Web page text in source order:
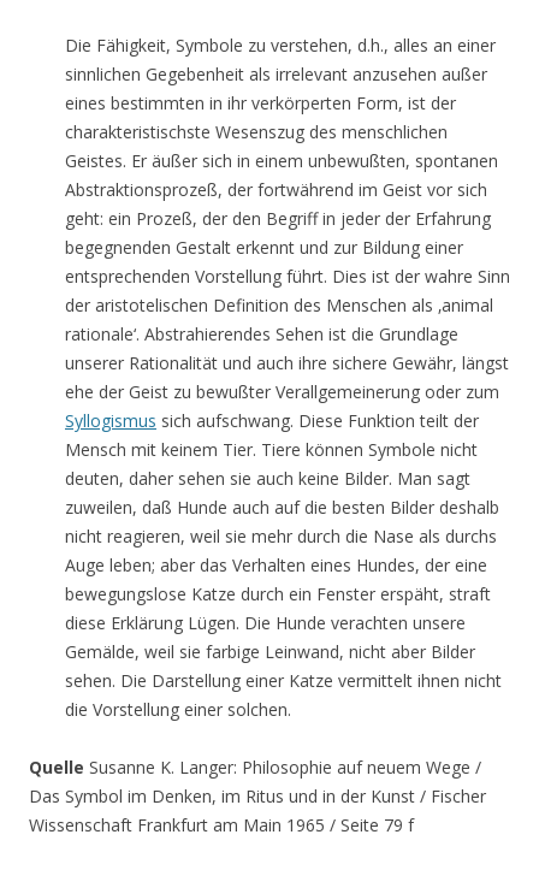
Die Fähigkeit, Symbole zu verstehen, d.h., alles an einer
sinnlichen Gegebenheit als irrelevant anzusehen außer
eines bestimmten in ihr verkörperten Form, ist der
charakteristischste Wesenszug des menschlichen
Geistes. Er äußer sich in einem unbewußten, spontanen
Abstraktionsprozeß, der fortwährend im Geist vor sich
geht: ein Prozeß, der den Begriff in jeder der Erfahrung
begegnenden Gestalt erkennt und zur Bildung einer
entsprechenden Vorstellung führt. Dies ist der wahre Sinn
der aristotelischen Definition des Menschen als ‚animal
rationale‘. Abstrahierendes Sehen ist die Grundlage
unserer Rationalität und auch ihre sichere Gewähr, längst
ehe der Geist zu bewußter Verallgemeinerung oder zum
Syllogismus sich aufschwang. Diese Funktion teilt der
Mensch mit keinem Tier. Tiere können Symbole nicht
deuten, daher sehen sie auch keine Bilder. Man sagt
zuweilen, daß Hunde auch auf die besten Bilder deshalb
nicht reagieren, weil sie mehr durch die Nase als durchs
Auge leben; aber das Verhalten eines Hundes, der eine
bewegungslose Katze durch ein Fenster erspäht, straft
diese Erklärung Lügen. Die Hunde verachten unsere
Gemälde, weil sie farbige Leinwand, nicht aber Bilder
sehen. Die Darstellung einer Katze vermittelt ihnen nicht
die Vorstellung einer solchen.
Quelle Susanne K. Langer: Philosophie auf neuem Wege /
Das Symbol im Denken, im Ritus und in der Kunst / Fischer
Wissenschaft Frankfurt am Main 1965 / Seite 79 f